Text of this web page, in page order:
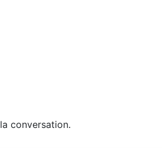
conversation.